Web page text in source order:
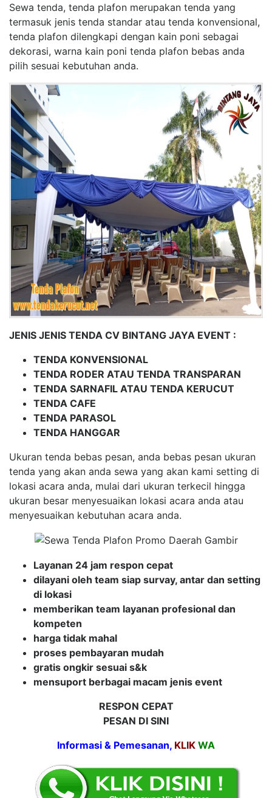
Sewa tenda, tenda plafon merupakan tenda yang
termasuk jenis tenda standar atau tenda konvensional,
tenda plafon dilengkapi dengan kain poni sebagai
dekorasi, warna kain poni tenda plafon bebas anda
pilih sesuai kebutuhan anda.
JENIS JENIS TENDA CV BINTANG JAYA EVENT :
TENDA KONVENSIONAL
TENDA RODER ATAU TENDA TRANSPARAN
TENDA SARNAFIL ATAU TENDA KERUCUT
TENDA CAFE
TENDA PARASOL
TENDA HANGGAR
Ukuran tenda bebas pesan, anda bebas pesan ukuran
tenda yang akan anda sewa yang akan kami setting di
lokasi acara anda, mulai dari ukuran terkecil hingga
ukuran besar menyesuaikan lokasi acara anda atau
menyesuaikan kebutuhan acara anda.
Layanan 24 jam respon cepat
dilayani oleh team siap survay, antar dan setting
di lokasi
memberikan team layanan profesional dan
kompeten
harga tidak mahal
proses pembayaran mudah
gratis ongkir sesuai s&k
mensuport berbagai macam jenis event
RESPON CEPAT
PESAN DI SINI
Informasi & Pemesanan, KLIK WA